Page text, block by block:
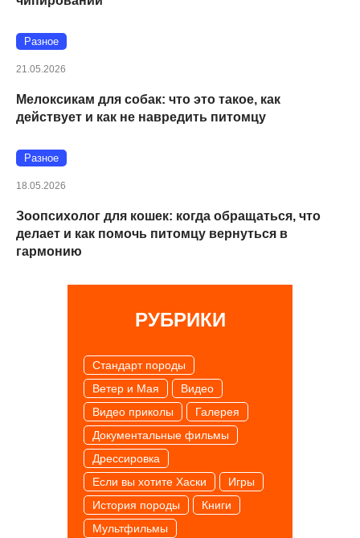
Разное
21.05.2026
Мелоксикам для собак: что это такое, как
действует и как не навредить питомцу
Разное
18.05.2026
Зоопсихолог для кошек: когда обращаться, что
делает и как помочь питомцу вернуться в
гармонию
РУБРИКИ
Cтандарт породы
Ветер и Мая
Видео
Видео приколы
Галерея
Документальные фильмы
Дрессировка
Если вы хотите Хаски
Игры
История породы
Книги
Мультфильмы